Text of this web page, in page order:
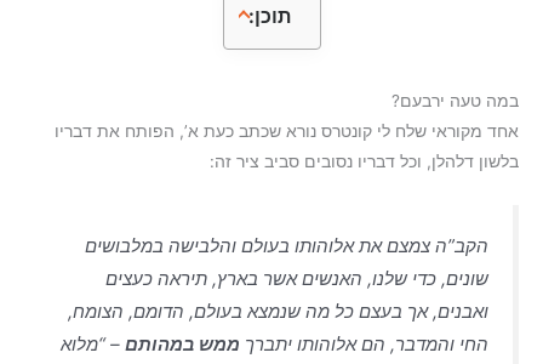
תוכן:
במה טעה ירבעם?
אחד מקוראי שלח לי קונטרס נורא שכתב כעת א’, הפותח את דבריו
בלשון דלהלן, וכל דבריו נסובים סביב ציר זה:
הקב”ה צמצם את אלוהותו בעולם והלבישה במלבושים
שונים, כדי שלנו, האנשים אשר בארץ, תיראה כעצים
ואבנים, אך בעצם כל מה שנמצא בעולם, הדומם, הצומח,
החי והמדבר, הם אלוהותו יתברך ממש במהותם – “מלוא